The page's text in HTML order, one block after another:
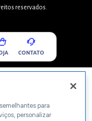
reservados.
CONTATO
para
personalizar